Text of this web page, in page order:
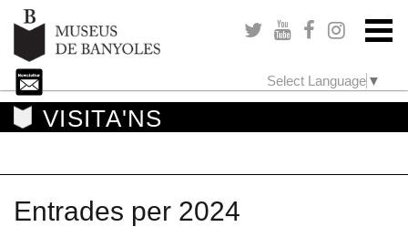
Select Language ▼
VISITA'NS
Entrades per 2024